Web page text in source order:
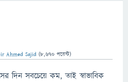
Ahmed Sajid (8,670 পয়েন্ট)
দিন সবচেয়ে কম, তাই স্বাভাবিক